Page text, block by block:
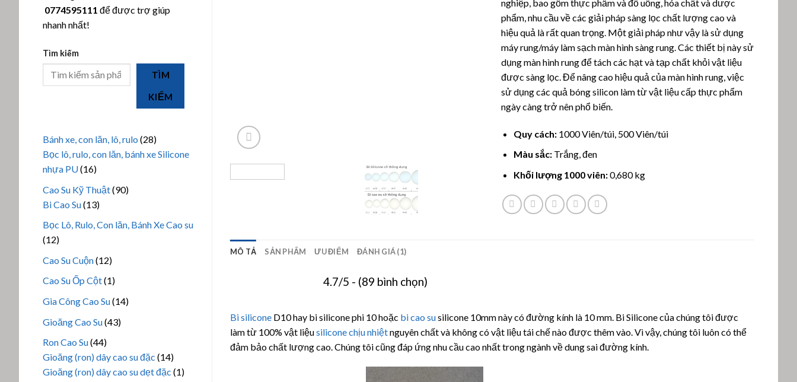
0774595111 để được trợ giúp
nhanh nhất!
Tìm kiếm
TÌM
KIẾM
Bánh xe, con lăn, lô, rulo 2828
sản
Bọc lô, rulo, con lăn, bánh xe Silicone
nhựa PU 1616
sản
phẩm
Cao Su Kỹ Thuật 9090
Bi Cao Su 1313
Bọc Lô, Rulo, Con lăn, Bánh Xe Cao su
1212
Cao Su Cuộn 1212
sản
phẩm
Cao Su Ốp Cột 11
phẩm
Gia Công Cao Su 1414
Gioăng Cao Su 4343
Ron Cao Su 4444
sản
phẩm
Gioăng (ron) dây cao su đặc 1414
sản
Gioăng (ron) dây cao su dẹt đặc 11
nghiệp, bao gồm thực phẩm và đồ uống, hóa chất và dược
phẩm, nhu cầu về các giải pháp sàng lọc chất lượng cao và
hiệu quả là rất quan trọng. Một giải pháp như vậy là sử dụng
máy rung/máy làm sạch màn hình sàng rung. Các thiết bị này sử
dụng màn hình rung để tách các hạt và tạp chất khỏi vật liệu
được sàng lọc. Để nâng cao hiệu quả của màn hình rung, việc
sử dụng các quả bóng silicon làm từ vật liệu cấp thực phẩm
ngày càng trở nên phổ biến.
Quy cách:1000 Viên/túi, 500 Viên/túi
Màu sắc:Trắng, đen
Khối lượng 1000 viên:0,680 kg
MÔ TẢ SẢN PHẨM ƯU ĐIỂM ĐÁNH GIÁ (1)
4.7/5 - (89 bình chọn)
Bi silicone D10 hay bi silicone phi 10 hoặc bi cao susilicone 10mm này có đường kính là 10 mm. Bi Silicone của chúng tôi được
làm từ 100% vật liệusilicone chịu nhiệtnguyên chất và không có vật liệu tái chế nào được thêm vào. Vì vậy, chúng tôi luôn có thể
đảm bảo chất lượng cao. Chúng tôi cũng đáp ứng nhu cầu cao nhất trong ngành về dung sai đường kính.